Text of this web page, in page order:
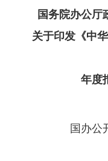
国务院办公厅
关于印发《中
年度
国办公